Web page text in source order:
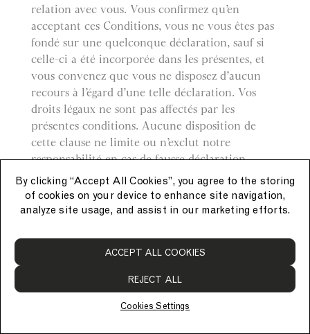
relation avec vous. Vous confirmez qu’en
acceptant ces Conditions, vous ne vous êtes pas
fondé sur une quelconque déclaration, sauf si
celle-ci a été incorporée dans les présentes, et
vous convenez que vous ne disposez d’aucun
recours à l’égard d’une telle déclaration. Vos
droits légaux ne sont pas affectés par les
présentes conditions. Aucune disposition de
cette clause ne limite ou n’exclut notre
responsabilité en cas de fausse déclaration
frauduleuse ou négligente, qu’elle ait ou non été
intégrée aux présentes Conditions.
Les présentes Conditions sont régies et
interprétées conformément au droit anglais et
vous vous soumettez irrévocablement à la
compétence exclusive des tribunaux anglais.
By clicking “Accept All Cookies”, you agree to the storing
of cookies on your device to enhance site navigation,
analyze site usage, and assist in our marketing efforts.
Cookies Settings
REJECT ALL
ACCEPT ALL COOKIES